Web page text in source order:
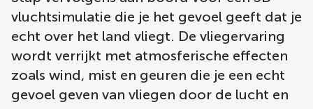
vluchtsimulatie die je het gevoel geeft dat je
echt over het land vliegt. De vliegervaring
wordt verrijkt met atmosferische effecten
zoals wind, mist en geuren die je een echt
gevoel geven van vliegen door de lucht en